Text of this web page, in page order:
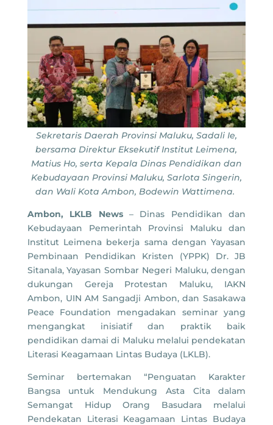
Sekretaris Daerah Provinsi Maluku, Sadali Ie,
bersama Direktur Eksekutif Institut Leimena,
Matius Ho, serta Kepala Dinas Pendidikan dan
Kebudayaan Provinsi Maluku, Sarlota Singerin,
dan Wali Kota Ambon, Bodewin Wattimena.
Ambon, LKLB News– Dinas Pendidikan dan
Kebudayaan Pemerintah Provinsi Maluku dan
Institut Leimena bekerja sama dengan Yayasan
Pembinaan Pendidikan Kristen (YPPK) Dr. JB
Sitanala, Yayasan Sombar Negeri Maluku, dengan
dukungan Gereja Protestan Maluku, IAKN
Ambon, UIN AM Sangadji Ambon, dan Sasakawa
Peace Foundation mengadakan seminar yang
mengangkat inisiatif dan praktik baik
pendidikan damai di Maluku melalui pendekatan
Literasi Keagamaan Lintas Budaya (LKLB).
Seminar bertemakan “Penguatan Karakter
Bangsa untuk Mendukung Asta Cita dalam
Semangat Hidup Orang Basudara melalui
Pendekatan Literasi Keagamaan Lintas Budaya